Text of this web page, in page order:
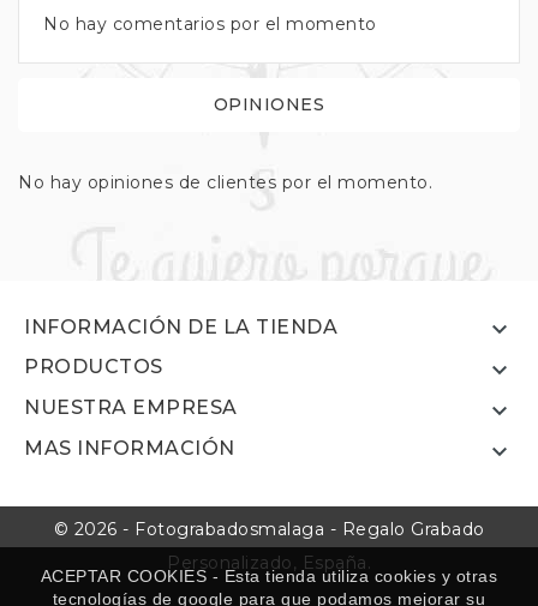
No hay comentarios por el momento
OPINIONES
No hay opiniones de clientes por el momento.
INFORMACIÓN DE LA TIENDA 
PRODUCTOS 
NUESTRA EMPRESA 
MAS INFORMACIÓN 
ACEPTAR COOKIES - Esta tienda utiliza cookies y otras
tecnologías de google para que podamos mejorar su
© 2026 - Fotograbadosmalaga - Regalo Grabado
Personalizado, España.